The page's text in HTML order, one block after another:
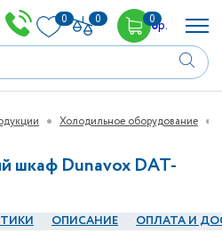
0 0 00р.
Холодильное оборудование
шкаф Dunavox DAT-
ОПИСАНИЕ ОПЛАТА И